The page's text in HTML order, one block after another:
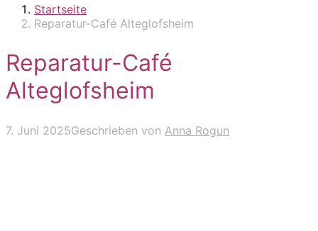
Startseite
Reparatur-Café Alteglofsheim
Reparatur-Café
Alteglofsheim
7. Juni 2025Geschrieben von Anna Rogun